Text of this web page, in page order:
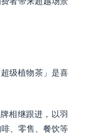
级植物茶」是喜
相继跟进，以羽
、零售、餐饮等